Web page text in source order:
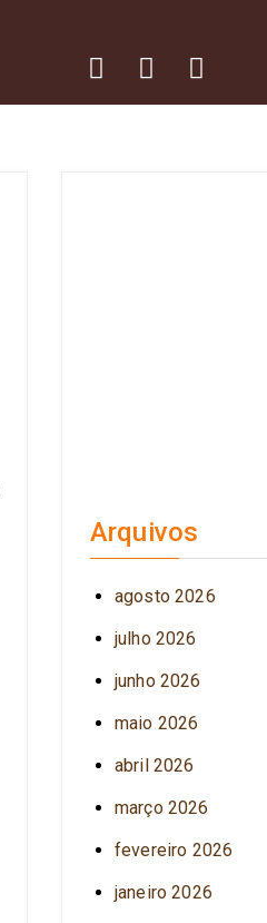
Arquivos
agosto 2026
julho 2026
junho 2026
maio 2026
abril 2026
março 2026
fevereiro 2026
janeiro 2026